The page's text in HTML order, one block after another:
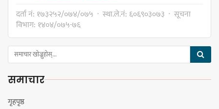
प्रदेश अधिकार विहीन भएकोले सरकार
फेरबदल गर्न दलहरूलाई अस्थिरताको
सङ्खुवासभामा सिलिचोङ स्वास्थ्य
दर्ता नं: १७३२५२/०७४/०७५ · स्था.ले.नं: ६०६९०३०७३ · सूचना
विभाग: १४०४/०७५-७६
समाचार
गृहपृष्ठ